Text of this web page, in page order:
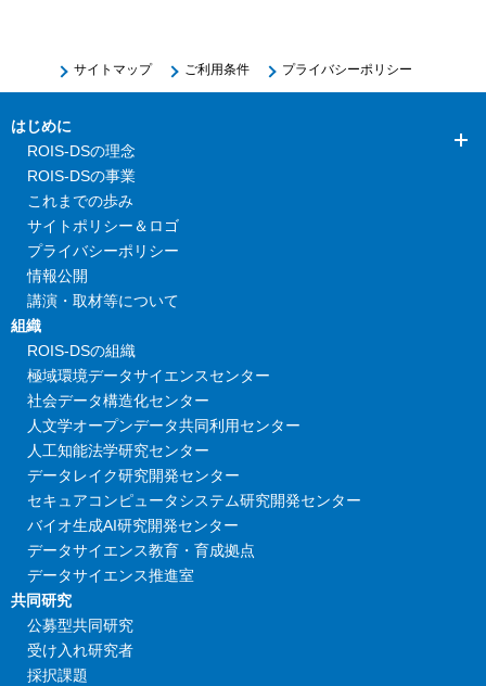
サイトマップ ご利用条件 プライバシーポリシー
はじめに
ROIS-DSの理念
ROIS-DSの事業
これまでの歩み
サイトポリシー＆ロゴ
プライバシーポリシー
情報公開
講演・取材等について
組織
ROIS-DSの組織
極域環境データサイエンスセンター
社会データ構造化センター
人文学オープンデータ共同利用センター
人工知能法学研究センター
データレイク研究開発センター
セキュアコンピュータシステム研究開発センター
バイオ生成AI研究開発センター
データサイエンス教育・育成拠点
データサイエンス推進室
共同研究
公募型共同研究
受け入れ研究者
採択課題